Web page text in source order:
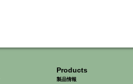
Products
製品情報